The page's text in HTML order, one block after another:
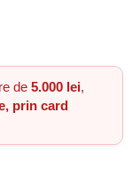
de 5.000 lei,
prin card